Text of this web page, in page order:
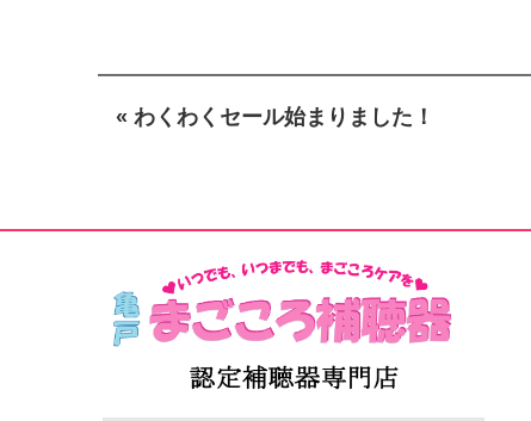
« わくわくセール始まりました！